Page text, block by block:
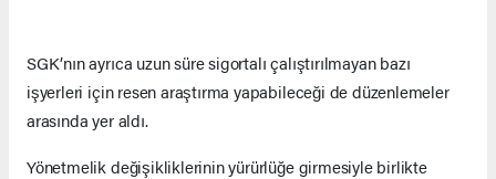
SGK’nın ayrıca uzun süre sigortalı çalıştırılmayan bazı
işyerleri için resen araştırma yapabileceği de düzenlemeler
arasında yer aldı.
Yönetmelik değişikliklerinin yürürlüğe girmesiyle birlikte